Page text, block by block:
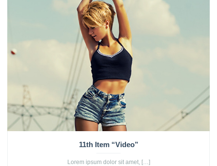
11th Item “Video”
Lorem ipsum dolor sit amet, […]